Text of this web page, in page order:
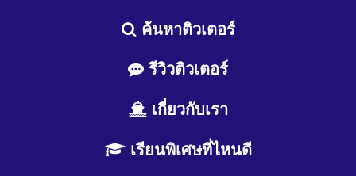
ค้นหาติวเตอร์
รีวิวติวเตอร์
เกี่ยวกับเรา
เรียนพิเศษที่ไหนดี